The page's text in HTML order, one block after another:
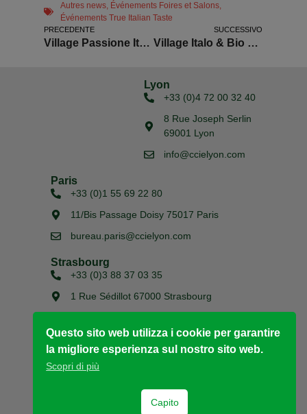
Autres news, Événements Foires et Salons,
Événements True Italian Taste
PRECEDENTE
Village Passione Italiana à Grenoble
SUCCESSIVO
Village Italo & Bio à Lyon
Lyon
+33 (0)4 72 00 32 40
8 Rue Joseph Serlin
69001 Lyon
info@ccielyon.com
Paris
+33 (0)1 55 69 22 80
11/Bis Passage Doisy 75017 Paris
bureau.paris@ccielyon.com
Strasbourg
+33 (0)3 88 37 03 35
1 Rue Sédillot 67000 Strasbourg
Chambre de Commerce Italienne pour la France de
Site web créé par l'agence Küme
Questo sito web utilizza i cookie per garantire
la migliore esperienza sul nostro sito web.
Scopri di più
Capito